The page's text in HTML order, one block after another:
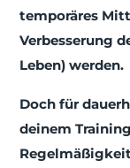
temporäres
Verbesserung
Leben) werden.
Doch für
deinem